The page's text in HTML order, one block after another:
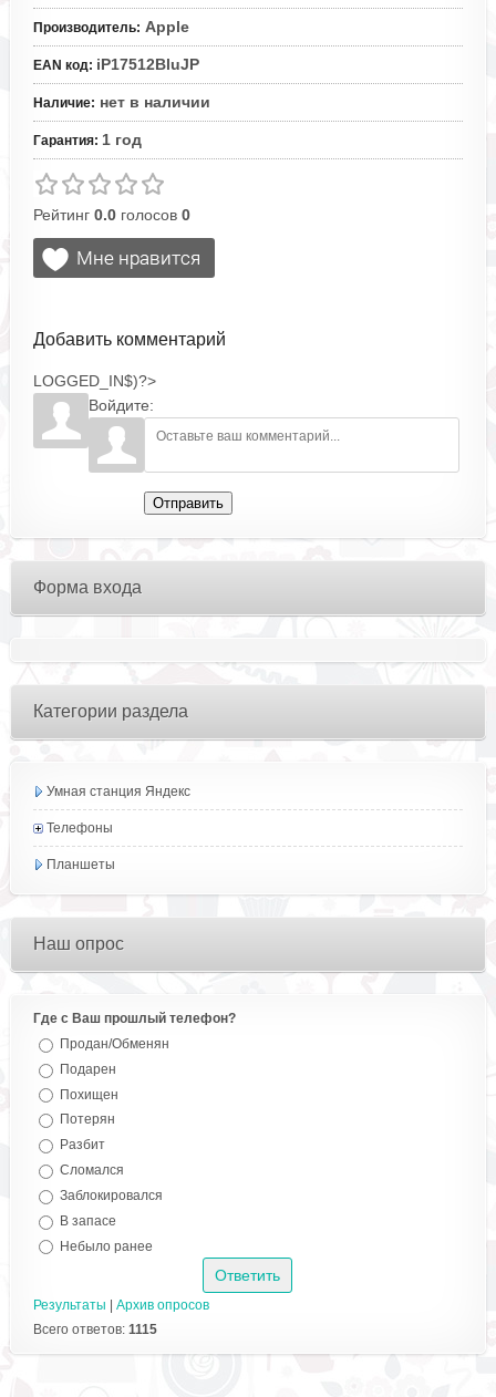
Производитель: Apple
EAN код: iP17512BluJP
Наличие: нет в наличии
Гарантия: 1 год
Рейтинг 0.0голосов 0
Добавить комментарий
LOGGED_IN$)?>
Войдите:
Отправить
Форма входа
Категории раздела
Умная станция Яндекс
Телефоны
Планшеты
Наш опрос
Где с Ваш прошлый телефон?
Продан/Обменян
Подарен
Похищен
Потерян
Разбит
Сломался
Заблокировался
В запасе
Небыло ранее
Результаты
Архив опросов
Всего ответов: 1115